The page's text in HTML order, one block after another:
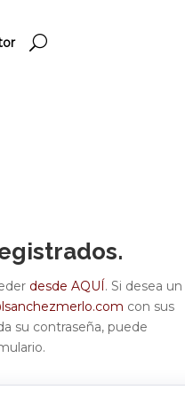
desde AQUÍ. Si desea un
con sus
su contraseña, puede